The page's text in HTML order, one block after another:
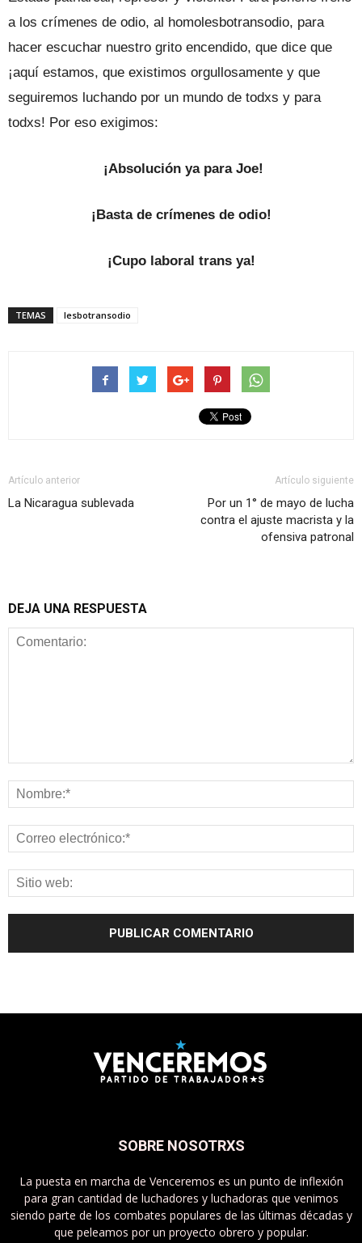
a los crímenes de odio, al homolesbotransodio, para
hacer escuchar nuestro grito encendido, que dice que
¡aquí estamos, que existimos orgullosamente y que
seguiremos luchando por un mundo de todxs y para
todxs! Por eso exigimos:
¡Absolución ya para Joe!
¡Basta de crímenes de odio!
¡Cupo laboral trans ya!
TEMAS lesbotransodio
Artículo anterior
La Nicaragua sublevada
Artículo siguiente
Por un 1° de mayo de lucha
contra el ajuste macrista y la
ofensiva patronal
DEJA UNA RESPUESTA
SOBRE NOSOTRXS
La puesta en marcha de Venceremos es un punto de inflexión
para gran cantidad de luchadores y luchadoras que venimos
siendo parte de los combates populares de las últimas décadas y
que peleamos por un proyecto obrero y popular.